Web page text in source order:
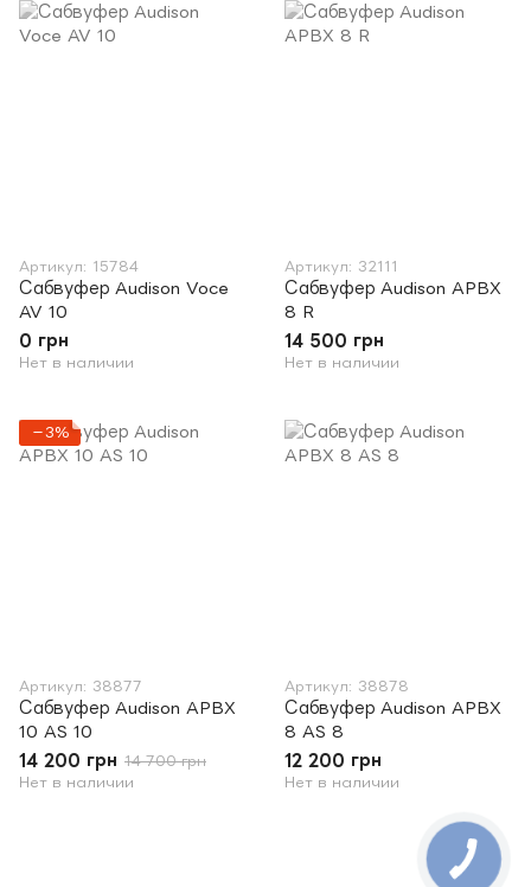
Артикул: 15784
Сабвуфер Audison Voce
AV 10
0 грн
Нет в наличии
Артикул: 32111
Сабвуфер Audison APBX
8 R
14 500 грн
Нет в наличии
−3%
Артикул: 38877
Сабвуфер Audison APBX
10 AS 10
14 200 грн 14 700 грн
Нет в наличии
Артикул: 38878
Сабвуфер Audison APBX
8 AS 8
12 200 грн
Нет в наличии